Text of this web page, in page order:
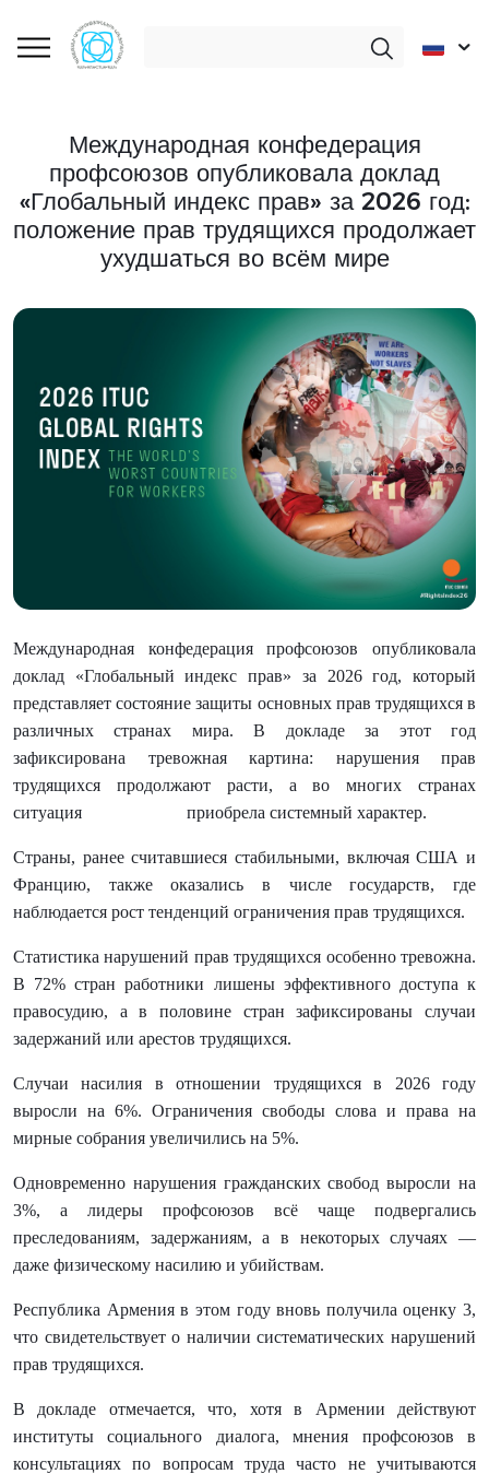
Международная конфедерация
профсоюзов опубликовала доклад
«Глобальный индекс прав» за 2026 год:
положение прав трудящихся продолжает
ухудшаться во всём мире
Международная конфедерация профсоюзов опубликовала
доклад «Глобальный индекс прав» за 2026 год, который
представляет состояние защиты основных прав трудящихся в
различных странах мира. В докладе за этот год
зафиксирована тревожная картина: нарушения прав
трудящихся
продолжают расти, а во многих странах
ситуация
приобрела системный характер.
Страны, ранее считавшиеся стабильными, включая США и
Францию, также оказались в числе государств, где
наблюдается рост тенденций ограничения прав трудящихся.
Статистика нарушений прав трудящихся особенно тревожна.
В 72% стран работники лишены эффективного доступа к
правосудию, а в половине стран зафиксированы случаи
задержаний или арестов трудящихся.
Случаи насилия в отношении трудящихся в 2026 году
выросли на 6%. Ограничения свободы слова и права на
мирные собрания увеличились на 5%.
Одновременно нарушения гражданских свобод выросли на
3%, а лидеры профсоюзов всё чаще подвергались
преследованиям, задержаниям, а в некоторых случаях —
даже физическому насилию и убийствам.
Республика Армения в этом году вновь получила оценку 3,
что свидетельствует о наличии систематических нарушений
прав трудящихся.
В докладе отмечается, что, хотя в Армении действуют
институты социального диалога, мнения профсоюзов в
консультациях по вопросам труда часто не учитываются